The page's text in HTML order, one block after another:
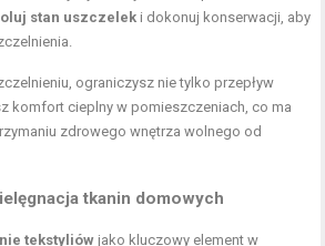
stan uszczelek i dokonuj konserwacji, aby
ograniczysz nie tylko przepływ
komfort cieplny w pomieszczeniach, co ma
zdrowego wnętrza wolnego od
tkanin domowych
tekstyliów jako kluczowy element w